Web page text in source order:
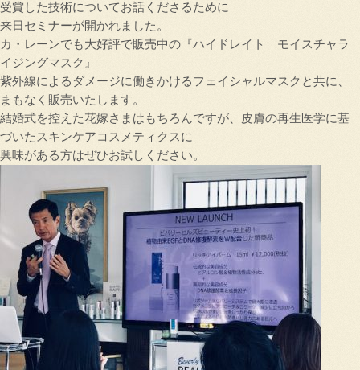
受賞した技術についてお話くださるために
来日セミナーが開かれました。
カ・レーンでも大好評で販売中の『ハイドレイト モイスチャラ
イジングマスク』
紫外線によるダメージに働きかけるフェイシャルマスクと共に、
まもなく販売いたします。
結婚式を控えた花嫁さまはもちろんですが、皮膚の再生医学に基
づいたスキンケアコスメティクスに
興味がある方はぜひお試しください。